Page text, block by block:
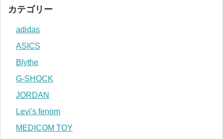
カテゴリー
adidas
ASICS
Blythe
G-SHOCK
JORDAN
Levi's fenom
MEDICOM TOY